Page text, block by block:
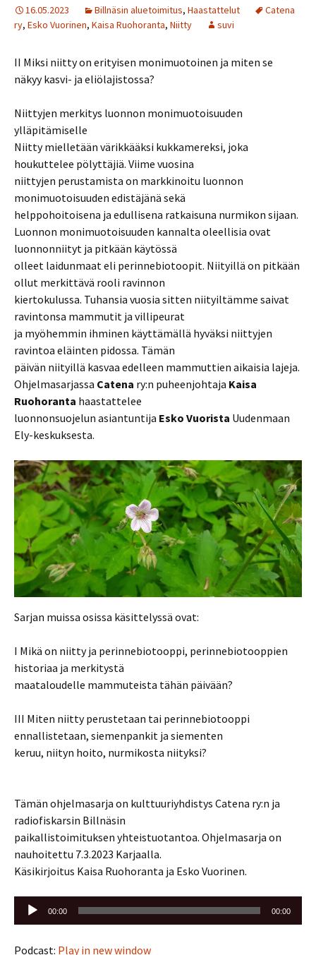
16.05.2023 Billnäsin aluetoimitus, Haastattelut
Catena
ry, Esko Vuorinen, Kaisa Ruohoranta, Niitty suvi
II Miksi niitty on erityisen monimuotoinen ja miten se
näkyy kasvi- ja eliölajistossa?
Niittyjen merkitys luonnon monimuotoisuuden
ylläpitämiselle
Niitty mielletään värikkääksi kukkamereksi, joka
houkuttelee pölyttäjiä. Viime vuosina
niittyjen perustamista on markkinoitu luonnon
monimuotoisuuden edistäjänä sekä
helppohoitoisena ja edullisena ratkaisuna nurmikon sijaan.
Luonnon monimuotoisuuden kannalta oleellisia ovat
luonnonniityt ja pitkään käytössä
olleet laidunmaat eli perinnebiotoopit. Niityillä on pitkään
ollut merkittävä rooli ravinnon
kiertokulussa. Tuhansia vuosia sitten niityiltämme saivat
ravintonsa mammutit ja villipeurat
ja myöhemmin ihminen käyttämällä hyväksi niittyjen
ravintoa eläinten pidossa. Tämän
päivän niityillä kasvaa edelleen mammuttien aikaisia lajeja.
Ohjelmasarjassa Catena ry:n puheenjohtaja Kaisa
Ruohoranta haastattelee
luonnonsuojelun asiantuntija Esko Vuorista Uudenmaan
Ely-keskuksesta.
Sarjan muissa osissa käsittelyssä ovat:
I Mikä on niitty ja perinnebiotooppi, perinnebiotooppien
historiaa ja merkitystä
maataloudelle mammuteista tähän päivään?
III Miten niitty perustetaan tai perinnebiotooppi
ennallistetaan, siemenpankit ja siementen
keruu, niityn hoito, nurmikosta niityksi?
Tämän ohjelmasarja on kulttuuriyhdistys Catena ry:n ja
radiofiskarsin Billnäsin
paikallistoimituksen yhteistuotantoa. Ohjelmasarja on
nauhoitettu 7.3.2023 Karjaalla.
Käsikirjoitus Kaisa Ruohoranta ja Esko Vuorinen.
Äänitoistin
00:00 00:00
Podcast: Play in new window